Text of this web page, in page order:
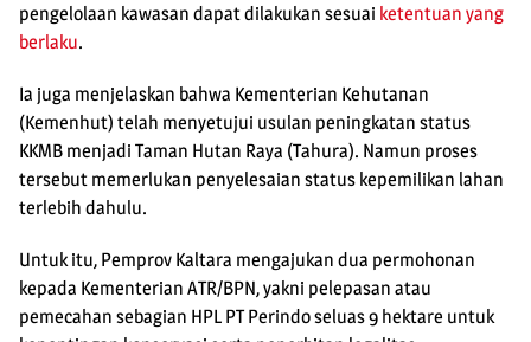
pengelolaan kawasan dapat dilakukan sesuai ketentuan yang
berlaku.
Ia juga menjelaskan bahwa Kementerian Kehutanan
(Kemenhut) telah menyetujui usulan peningkatan status
KKMB menjadi Taman Hutan Raya (Tahura). Namun proses
tersebut memerlukan penyelesaian status kepemilikan lahan
terlebih dahulu.
Untuk itu, Pemprov Kaltara mengajukan dua permohonan
kepada Kementerian ATR/BPN, yakni pelepasan atau
pemecahan sebagian HPL PT Perindo seluas 9 hektare untuk